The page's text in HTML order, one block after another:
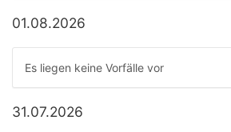
01.08.2026
Es liegen keine Vorfälle vor
31.07.2026